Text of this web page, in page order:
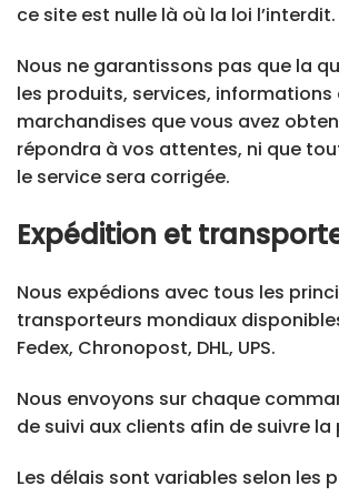
ce site est nulle là où la loi l’interdit.
Nous ne garantissons pas que la
les produits, services, informations
marchandises que vous avez
répondra à vos attentes, ni que
le service sera corrigée.
Expédition et
Nous expédions avec tous les
transporteurs mondiaux
Fedex, Chronopost, DHL, UPS.
Nous envoyons sur chaque
de suivi aux clients afin de suivre la
Les délais sont variables selon les